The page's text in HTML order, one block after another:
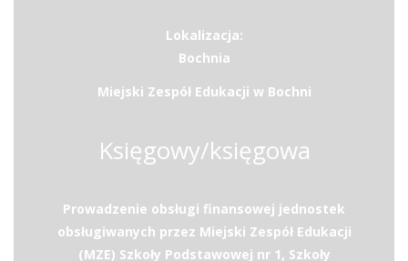
Lokalizacja:
Bochnia
Miejski Zespół Edukacji w Bochni
Księgowy/księgowa
Prowadzenie obsługi finansowej jednostek
obsługiwanych przez Miejski Zespół Edukacji
(MZE) Szkoły Podstawowej nr 1, Szkoły